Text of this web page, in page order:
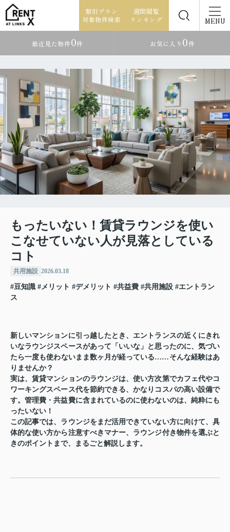
割引プラン
対象物件検索
週間閲覧
ランキング
MENU
最近見た物件0件 お気に入り 0件
もったいない！賃貸ラウンジを使い
こなせていない人が見落としている
コト
共用施設 2026.03.18
#豆知識 #メリット #デメリット #共益費 #共用施設 #エントラン
ス
新しいマンションに引っ越したとき、エントランスの近くにきれ
いなラウンジスペースがあって「いいな」と思ったのに、気づい
たら一度も使わないまま数ヶ月が経っている……そんな経験はあ
りませんか？
実は、賃貸マンションのラウンジは、使い方次第でカフェ代やコ
ワーキングスペース代を節約できる、かなりコスパの高い設備で
す。管理費・共益費に含まれているのに使わないのは、純粋にも
ったいない！
この記事では、ラウンジをまだ活用できていない方に向けて、具
体的な使い方から注意すべきマナー、ラウンジ付き物件を選ぶと
きのポイントまで、まるごと解説します。